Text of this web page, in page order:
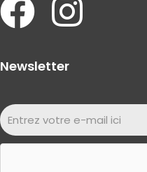
Newsletter